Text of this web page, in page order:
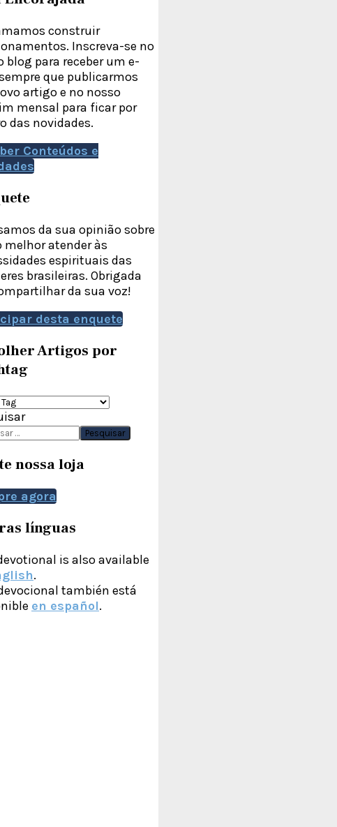
construir
Inscreva-se no
blog para receber um e-
que publicarmos
artigo e no nosso
mensal para ficar por
das novidades.
Conteúdos e
da sua opinião sobre
melhor atender às
espirituais das
brasileiras. Obrigada
da sua voz!
desta enquete
Artigos por
Pesquisar
nossa loja
agora
línguas
is also available
.
también está
en español.